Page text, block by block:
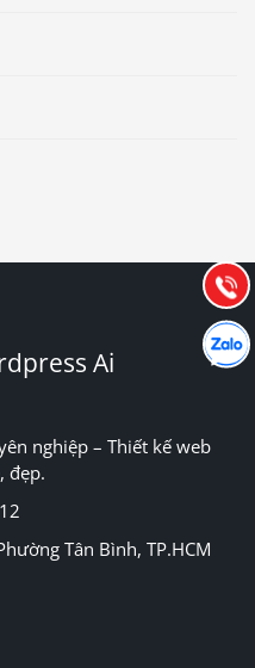
Ai
nghiệp – Thiết kế web
đẹp.
Tân Bình, TP.HCM
Gọi
(028) 22.166.144
Chát